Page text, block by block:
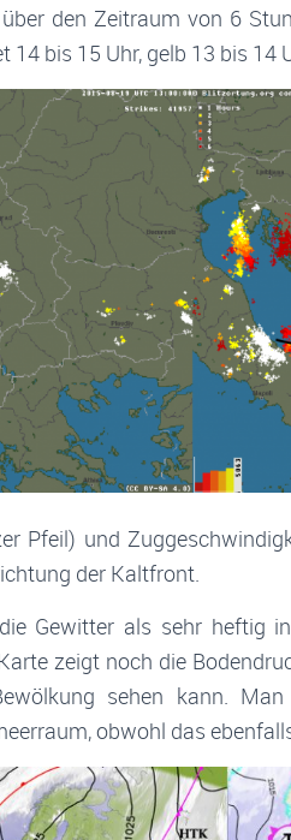
den Zeitraum von 6
14 bis 15 Uhr, gelb 13 bis 14
Pfeil) und
der Kaltfront.
Gewitter als sehr heftig
zeigt noch die
sehen kann.
obwohl das